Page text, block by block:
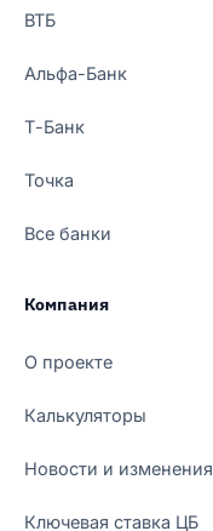
ВТБ
Альфа-Банк
Т-Банк
Точка
Все банки
Компания
О проекте
Калькуляторы
Новости и изменения
Ключевая ставка ЦБ